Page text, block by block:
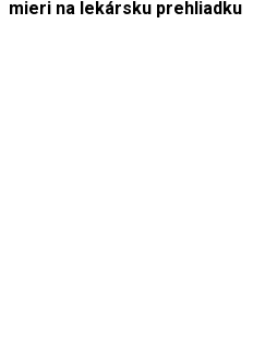
mieri na lekársku prehliadku